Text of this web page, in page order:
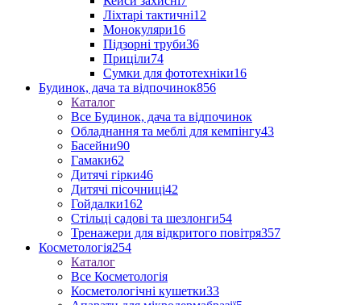
Ліхтарі тактичні12
Монокуляри16
Підзорні труби36
Приціли74
Сумки для фототехніки16
Будинок, дача та відпочинок856
Каталог
Все Будинок, дача та відпочинок
Обладнання та меблі для кемпінгу43
Басейни90
Гамаки62
Дитячі гірки46
Дитячі пісочниці42
Гойдалки162
Стільці садові та шезлонги54
Тренажери для відкритого повітря357
Косметологія254
Каталог
Все Косметологія
Косметологічні кушетки33